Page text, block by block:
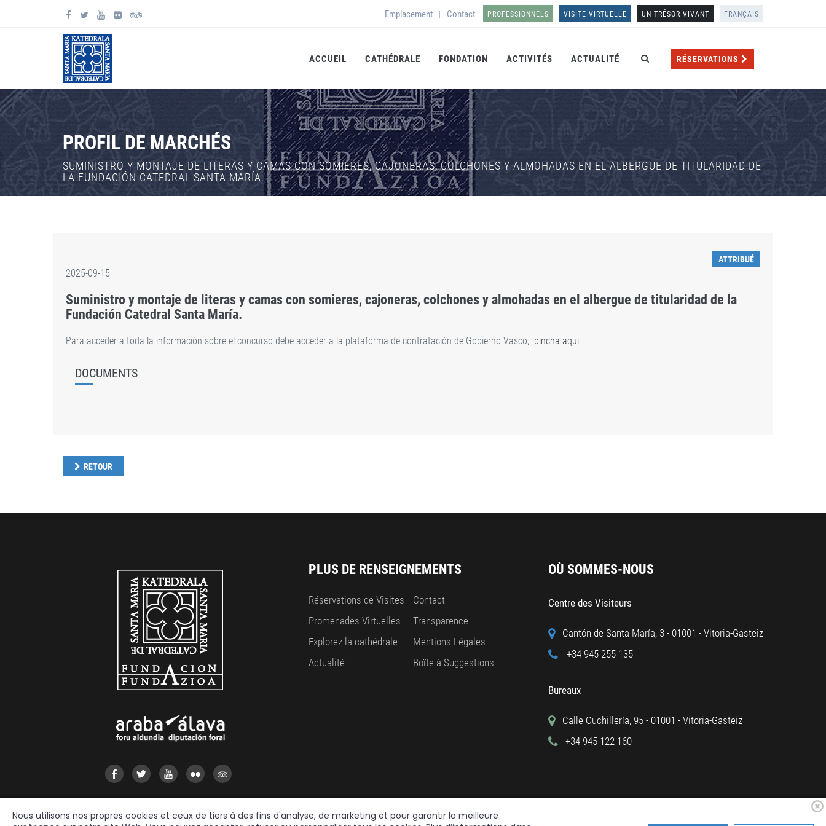
Emplacement | Contact PROFESSIONNELS VISITE VIRTUELLE UN TRÉSOR VIVANT FRANÇAIS
ACCUEIL CATHÉDRALE FONDATION ACTIVITÉS ACTUALITÉ RÉSERVATIONS
PROFIL DE MARCHÉS
SUMINISTRO Y MONTAJE DE LITERAS Y CAMAS CON SOMIERES, CAJONERAS, COLCHONES Y ALMOHADAS EN EL ALBERGUE DE TITULARIDAD DE
LA FUNDACIÓN CATEDRAL SANTA MARÍA.
ATTRIBUÉ
2025-09-15
Suministro y montaje de literas y camas con somieres, cajoneras, colchones y almohadas en el albergue de titularidad de la
Fundación Catedral Santa María.
Para acceder a toda la información sobre el concurso debe acceder a la plataforma de contratación de Gobierno Vasco, pincha aqui
DOCUMENTS
RETOUR
PLUS DE RENSEIGNEMENTS
Réservations de Visites
Promenades Virtuelles
Explorez la cathédrale
Actualité
Contact
Transparence
Mentions Légales
Boîte à Suggestions
OÙ SOMMES-NOUS
Centre des Visiteurs
Cantón de Santa María, 3 - 01001 - Vitoria-Gasteiz
+34 945 255 135
Bureaux
Calle Cuchillería, 95 - 01001 - Vitoria-Gasteiz
+34 945 122 160
Nous utilisons nos propres cookies et ceux de tiers à des fins d'analyse, de marketing et pour garantir la meilleure